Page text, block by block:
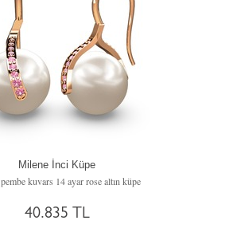
Milene İnci Küpe
kuvars 14 ayar rose altın küpe
40.835 TL